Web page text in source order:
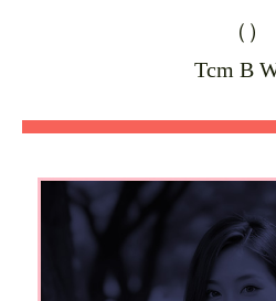
（）
Tcm B